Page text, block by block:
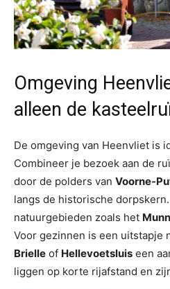
Omgeving
alleen de
De omgeving van Heenvliet is
Combineer je bezoek aan de
door de polders van Voorne-
langs de historische
natuurgebieden zoals het
Voor gezinnen is een uitstapje
Brielle of Hellevoetsluis een
liggen op korte rijafstand en